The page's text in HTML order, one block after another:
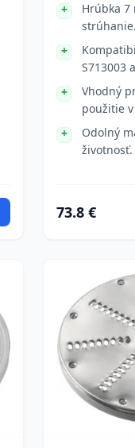
Hrúbka
strúhanie.
S713003
Vhodný
použitie
Odolný
životnosť.
73.8 €